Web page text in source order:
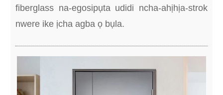
fiberglass na-egosipụta udidi ncha-ahịhịa-strok
nwere ike ịcha agba ọ bụla.